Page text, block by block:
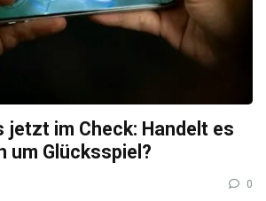
jetzt im Check: Handelt es
um Glücksspiel?
0